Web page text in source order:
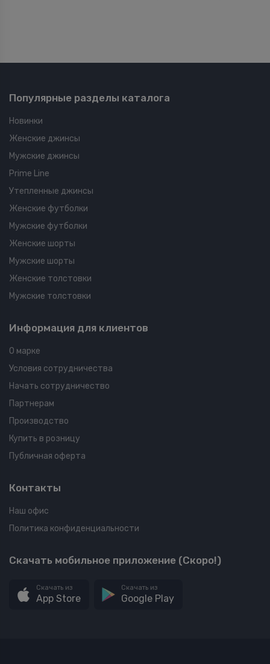
Популярные разделы каталога
Новинки
Женские джинсы
Мужские джинсы
Prime Line
Утепленные джинсы
Женские футболки
Мужские футболки
Женские шорты
Мужские шорты
Женские толстовки
Мужские толстовки
Информация для клиентов
О марке
Условия сотрудничества
Начать сотрудничество
Партнерам
Производство
Купить в розницу
Публичная оферта
Контакты
Наш офис
Политика конфиденциальности
Скачать мобильное приложение (Скоро!)
Скачать из
App Store
Скачать из
Google Play